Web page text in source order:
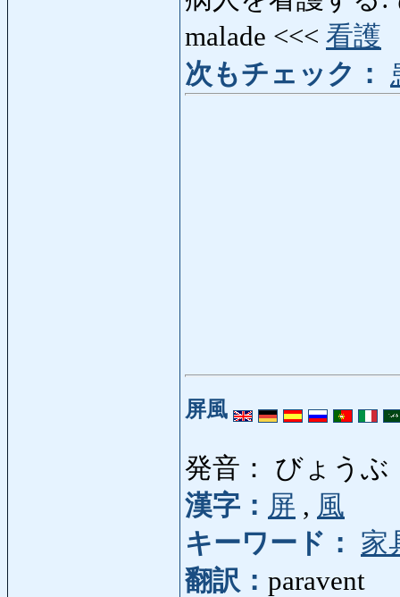
malade <<< 看護
次もチェック：
屏風
発音： びょうぶ
漢字： 屏 , 風
キーワード：
家
翻訳： paravent